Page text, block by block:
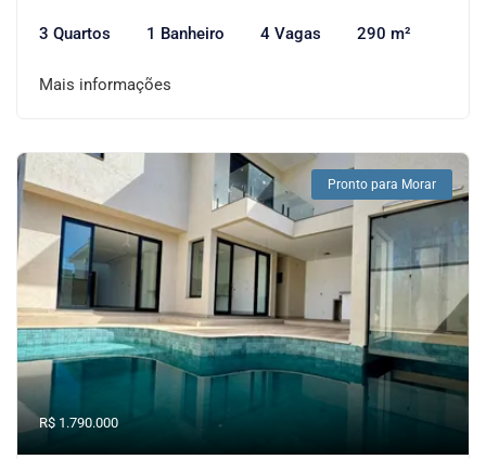
3 Quartos 1 Banheiro 4 Vagas 290 m²
Mais informações
Pronto para Morar
R$ 1.790.000